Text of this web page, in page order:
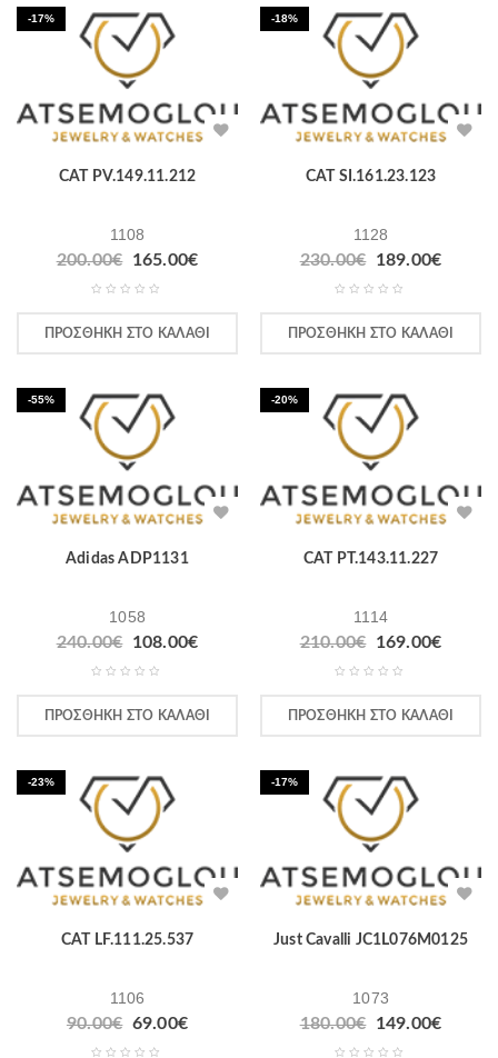
-17%
CAT PV.149.11.212
1108
200.00€ 165.00€
ΠΡΟΣΘΉΚΗ ΣΤΟ ΚΑΛΆΘΙ
-18%
CAT SI.161.23.123
1128
230.00€ 189.00€
ΠΡΟΣΘΉΚΗ ΣΤΟ ΚΑΛΆΘΙ
-55%
Adidas ADP1131
1058
240.00€ 108.00€
ΠΡΟΣΘΉΚΗ ΣΤΟ ΚΑΛΆΘΙ
-20%
CAT PT.143.11.227
1114
210.00€ 169.00€
ΠΡΟΣΘΉΚΗ ΣΤΟ ΚΑΛΆΘΙ
-23%
CAT LF.111.25.537
1106
90.00€ 69.00€
-17%
Just Cavalli JC1L076M0125
1073
180.00€ 149.00€